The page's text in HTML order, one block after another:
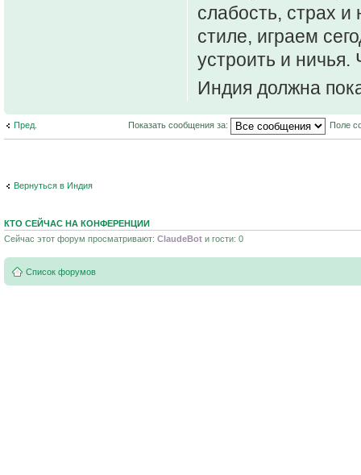
слабость, страх
стиле, играем
устроить и
Индия должна
Пред. Показать сообщения за: Поле
Вернуться в Индия
КТО СЕЙЧАС НА КОНФЕРЕНЦИИ
Сейчас этот форум просматривают: ClaudeBot и гости: 0
Список форумов